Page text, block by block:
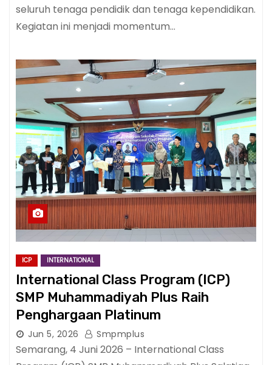
seluruh tenaga pendidik dan tenaga kependidikan.
Kegiatan ini menjadi momentum…
ICP INTERNATIONAL
International Class Program (ICP)
SMP Muhammadiyah Plus Raih
Penghargaan Platinum
Jun 5, 2026 Smpmplus
Semarang, 4 Juni 2026 – International Class